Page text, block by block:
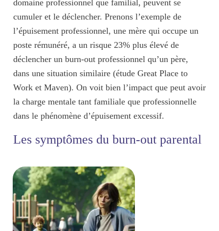
domaine professionnel que familial, peuvent se
cumuler et le déclencher. Prenons l’exemple de
l’épuisement professionnel, une mère qui occupe un
poste rémunéré, a un risque 23% plus élevé de
déclencher un burn-out professionnel qu’un père,
dans une situation similaire (étude Great Place to
Work et Maven). On voit bien l’impact que peut avoir
la charge mentale tant familiale que professionnelle
dans le phénomène d’épuisement excessif.
Les symptômes du burn-out parental